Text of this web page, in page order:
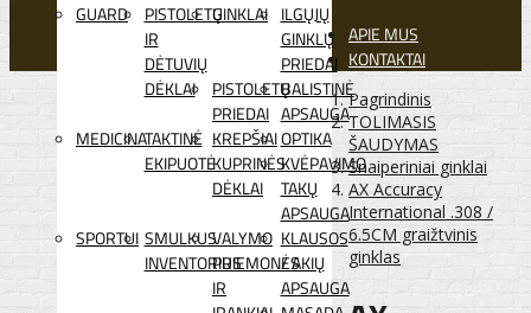
GUARD
PISTOLETŲ
IR
DĖTUVIŲ
DĖKLAI
GINKLAI ILGŲJŲ
GINKLŲ
PRIEDAI
PISTOLETŲ
PRIEDAI
BALISTINĖ
APSAUGA
MEDICINATAKTINĖ
EKIPUOTĖ
KREPŠIAI
KUPRINĖS
DĖKLAI
OPTIKA
KVĖPAVIMO
TAKŲ
APSAUGA
SPORTUI SMULKUS
INVENTORIUS
VALYMO
PRIEMONĖS
IR
KLAUSOS
/ AKIŲ
APSAUGA
APIE MUS
KONTAKTAI
Pagrindinis
TOLIMASIS
ŠAUDYMAS
Snaiperiniai ginklai
AX Accuracy
International .308 /
6.5CM graižtvinis
ginklas